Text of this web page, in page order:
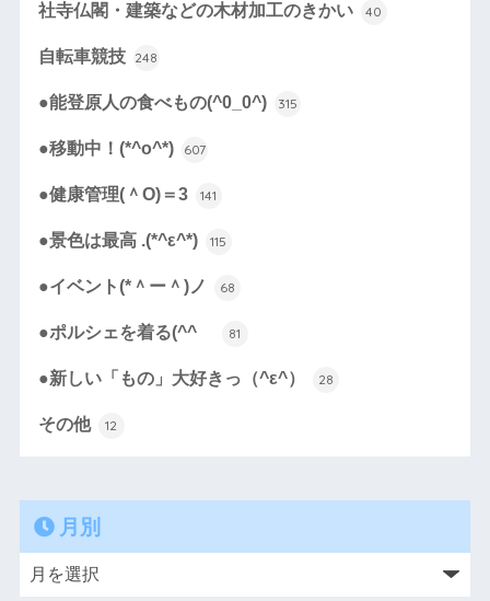
社寺仏閣・建築などの木材加工のきかい 40
自転車競技 248
●能登原人の食べもの(^0_0^) 315
●移動中！(*^o^*) 607
●健康管理(＾O)＝3 141
●景色は最高 .(*^ε^*) 115
●イベント(*＾ー＾)ノ 68
●ポルシェを着る(^^ゞ 81
●新しい「もの」大好きっ（^ε^） 28
その他 12
月別